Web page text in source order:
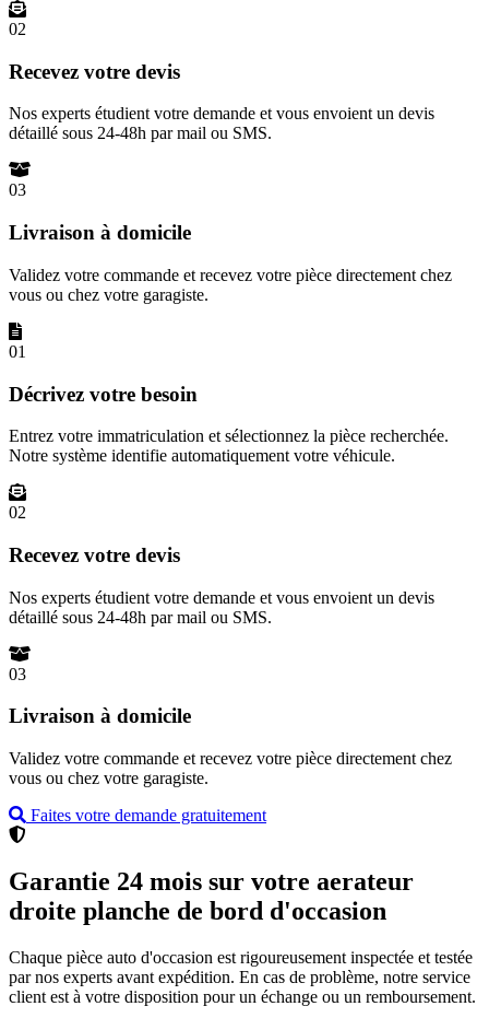
02
Recevez votre devis
Nos experts étudient votre demande et vous envoient un devis
détaillé sous 24-48h par mail ou SMS.
03
Livraison à domicile
Validez votre commande et recevez votre pièce directement chez
vous ou chez votre garagiste.
01
Décrivez votre besoin
Entrez votre immatriculation et sélectionnez la pièce recherchée.
Notre système identifie automatiquement votre véhicule.
02
Recevez votre devis
Nos experts étudient votre demande et vous envoient un devis
détaillé sous 24-48h par mail ou SMS.
03
Livraison à domicile
Validez votre commande et recevez votre pièce directement chez
vous ou chez votre garagiste.
Faites votre demande gratuitement
Garantie 24 mois sur votre aerateur
droite planche de bord d'occasion
Chaque pièce auto d'occasion est rigoureusement inspectée et testée
par nos experts avant expédition. En cas de problème, notre service
client est à votre disposition pour un échange ou un remboursement.